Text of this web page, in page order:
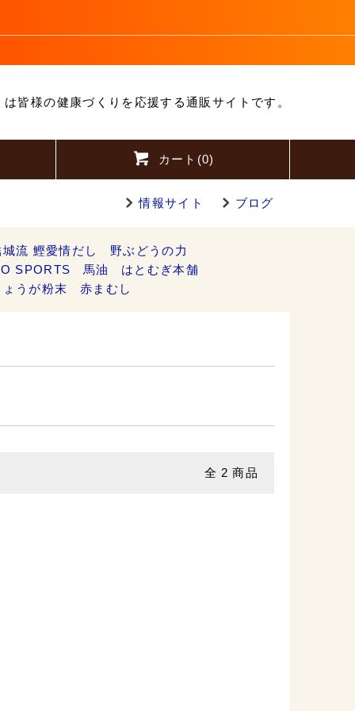
は皆様の健康づくりを応援する通販サイトです。
カート(0)
情報サイト ブログ
城流 鰹愛情だし
野ぶどうの力
SPORTS
馬油
はとむぎ本舗
ょうが粉末
赤まむし
全 2 商品